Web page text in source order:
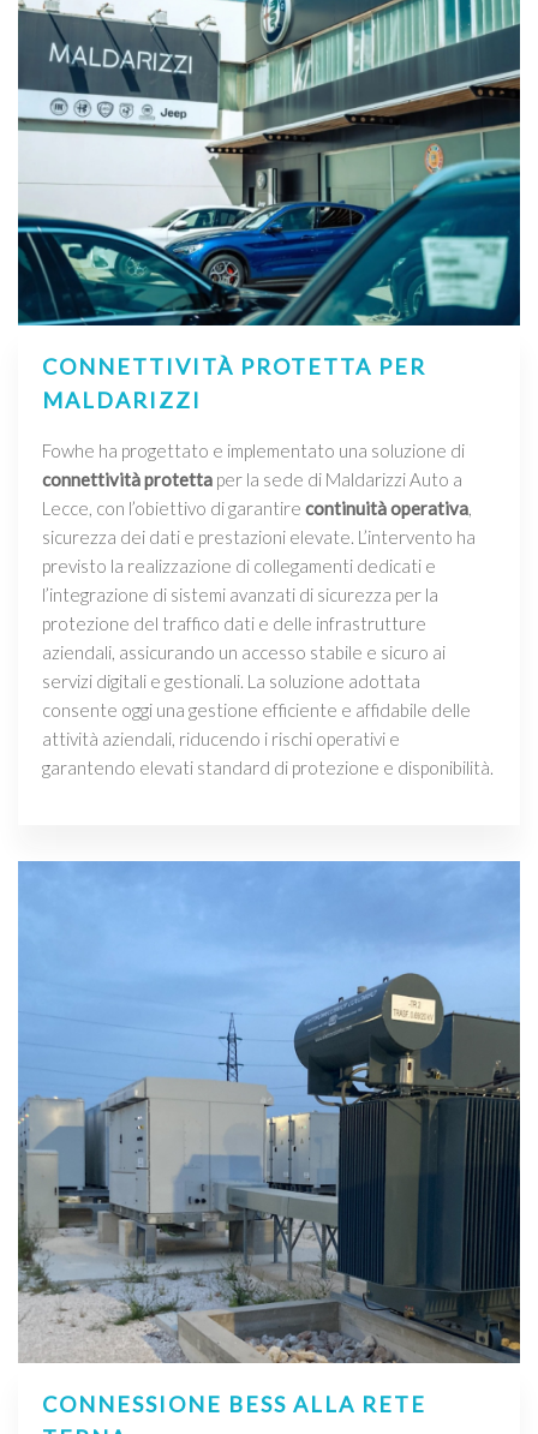
CONNETTIVITÀ PROTETTA PER
MALDARIZZI
Fowhe ha progettato e implementato una soluzione di
connettività protetta per la sede di Maldarizzi Auto a
Lecce, con l’obiettivo di garantire continuità operativa,
sicurezza dei dati e prestazioni elevate. L’intervento ha
previsto la realizzazione di collegamenti dedicati e
l’integrazione di sistemi avanzati di sicurezza per la
protezione del traffico dati e delle infrastrutture
aziendali, assicurando un accesso stabile e sicuro ai
servizi digitali e gestionali. La soluzione adottata
consente oggi una gestione efficiente e affidabile delle
attività aziendali, riducendo i rischi operativi e
garantendo elevati standard di protezione e disponibilità.
CONNESSIONE BESS ALLA RETE